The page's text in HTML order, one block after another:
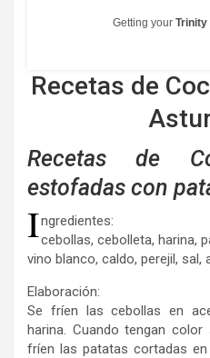
Getting your Trinity
Recetas de
Recetasde
estofadas con
Ingredientes:
cebollas, cebolleta, harina,
vino blanco, caldo, perejil, sal,
Elaboración:
Se fríen las cebollas en
harina. Cuando tengan
fríen las patatas cortadas